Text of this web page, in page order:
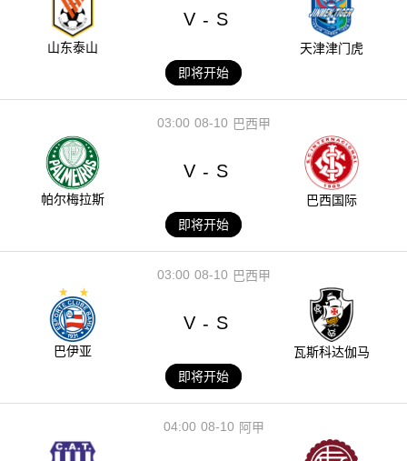
山东泰山
V - S
天津津门虎
即将开始
08-10
03:00 巴西甲
帕尔梅拉斯
V - S
巴西国际
即将开始
08-10
03:00 巴西甲
巴伊亚
V - S
瓦斯科达伽马
即将开始
08-10
04:00 阿甲